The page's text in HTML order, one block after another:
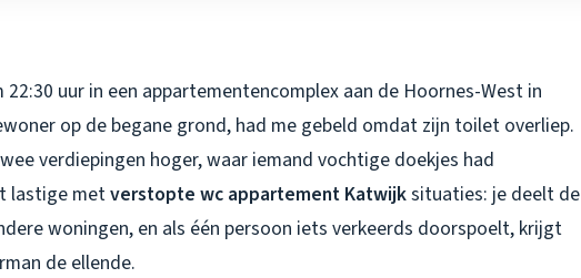
uur in een appartementencomplex aan de Hoornes-West in
op de begane grond, had me gebeld omdat zijn toilet overliep.
verdiepingen hoger, waar iemand vochtige doekjes had
lastige metverstopte wc appartement Katwijksituaties: je deelt de
woningen, en als één persoon iets verkeerds doorspoelt, krijgt
de ellende.